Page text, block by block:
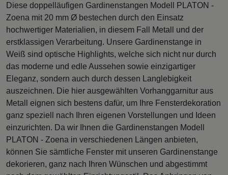
Diese doppelläufigen Gardinenstangen Modell PLATON -
Zoena mit 20 mm Ø bestechen durch den Einsatz
hochwertiger Materialien, in diesem Fall Metall und der
erstklassigen Verarbeitung. Unsere Gardinenstange in
Weiß sind optische Highlights, welche sich nicht nur durch
das moderne und edle Aussehen sowie einzigartiger
Eleganz, sondern auch durch dessen Langlebigkeit
auszeichnen. Die hier ausgewählten Vorhanggarnitur aus
Metall eignen sich bestens dafür, um Ihre Fensterdekoration
ganz speziell nach Ihren eigenen Vorstellungen und Ideen
einzurichten. Da wir Ihnen die Gardinenstangen Modell
PLATON - Zoena in verschiedenen Längen anbieten,
können Sie sämtliche Fenster mit unseren Gardinenstange
dekorieren, ganz nach Ihren Wünschen und abgestimmt